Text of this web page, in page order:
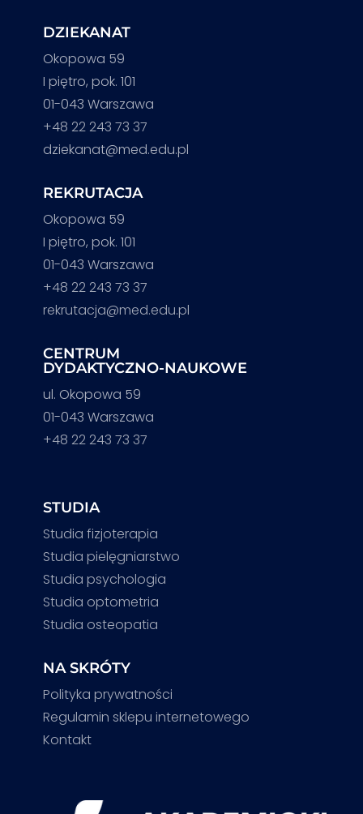
DZIEKANAT
Okopowa 59
I piętro, pok. 101
01-043 Warszawa
+48 22 243 73 37
dziekanat@med.edu.pl
REKRUTACJA
Okopowa 59
I piętro, pok. 101
01-043 Warszawa
+48 22 243 73 37
rekrutacja@med.edu.pl
CENTRUM
DYDAKTYCZNO-NAUKOWE
ul. Okopowa 59
01-043 Warszawa
+48 22 243 73 37
STUDIA
Studia fizjoterapia
Studia pielęgniarstwo
Studia psychologia
Studia optometria
Studia osteopatia
NA SKRÓTY
Polityka prywatności
Regulamin sklepu internetowego
Kontakt